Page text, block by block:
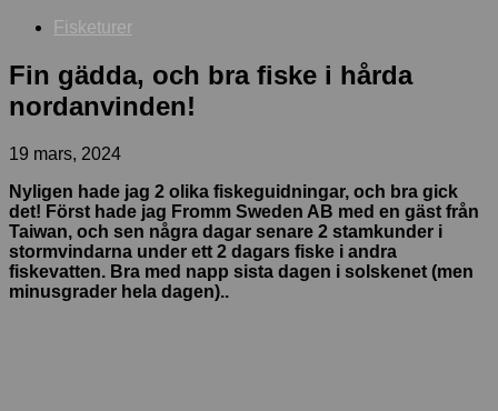
Fisketurer
Fin gädda, och bra fiske i hårda
nordanvinden!
19 mars, 2024
Nyligen hade jag 2 olika fiskeguidningar, och bra gick
det! Först hade jag Fromm Sweden AB med en gäst från
Taiwan, och sen några dagar senare 2 stamkunder i
stormvindarna under ett 2 dagars fiske i andra
fiskevatten. Bra med napp sista dagen i solskenet (men
minusgrader hela dagen)..